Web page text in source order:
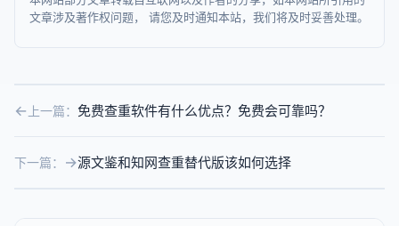
文章涉及著作权问题， 请您及时通知本站，我们将及时妥善处理。
上一篇： 免费查重软件有什么优点？免费会可靠吗？
下一篇： 源文鉴和知网查重替代版该如何选择